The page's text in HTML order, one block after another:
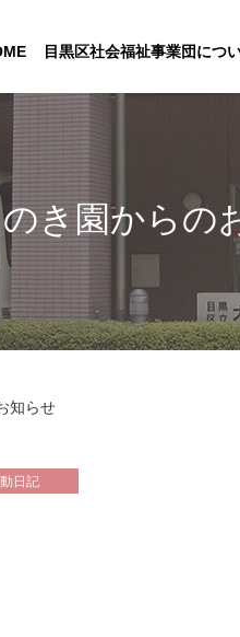
目黒区社会福祉事業団につ
き園からの
知らせ
日記